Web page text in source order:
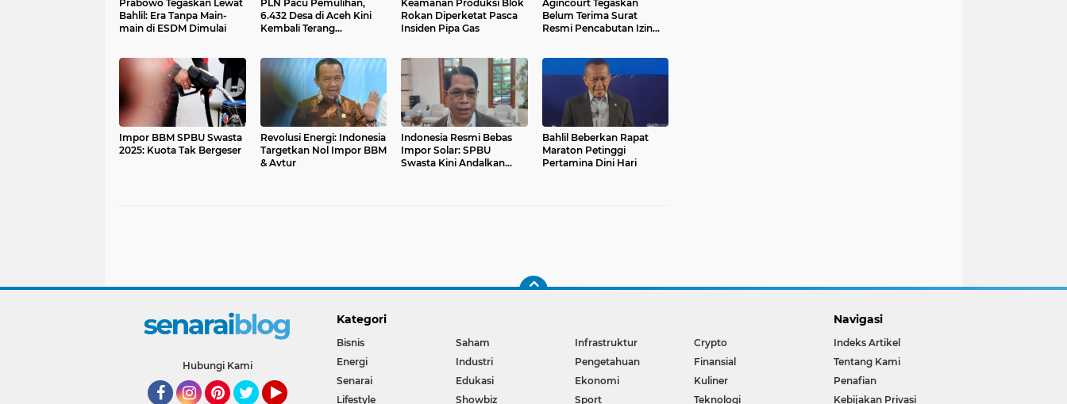
Prabowo Tegaskan Lewat
Bahlil: Era Tanpa Main-
main di ESDM Dimulai
PLN Pacu Pemulihan,
6.432 Desa di Aceh Kini
Kembali Terang
Keamanan Produksi Blok
Rokan Diperketat Pasca
Insiden Pipa Gas
Agincourt Tegaskan
Belum Terima Surat
Resmi Pencabutan Izin
Impor BBM SPBU Swasta
2025: Kuota Tak Bergeser
Revolusi Energi: Indonesia
Targetkan Nol Impor BBM
& Avtur
Indonesia Resmi Bebas
Impor Solar: SPBU
Swasta Kini Andalkan
Bahlil Beberkan Rapat
Maraton Petinggi
Pertamina Dini Hari
Hubungi Kami
Kategori
Bisnis Saham Infrastruktur
Crypto
Energi
Industri Pengetahuan
Finansial
Senarai
Edukasi Ekonomi
Kuliner
Lifestyle
Showbiz Sport Teknologi
Navigasi
Indeks Artikel
Tentang Kami
Penafian
Kebijakan Privasi